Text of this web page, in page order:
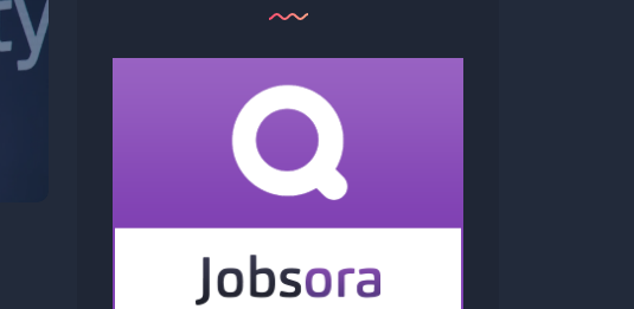
Какова моя цель в жизни?
История Саймона Теофилуса